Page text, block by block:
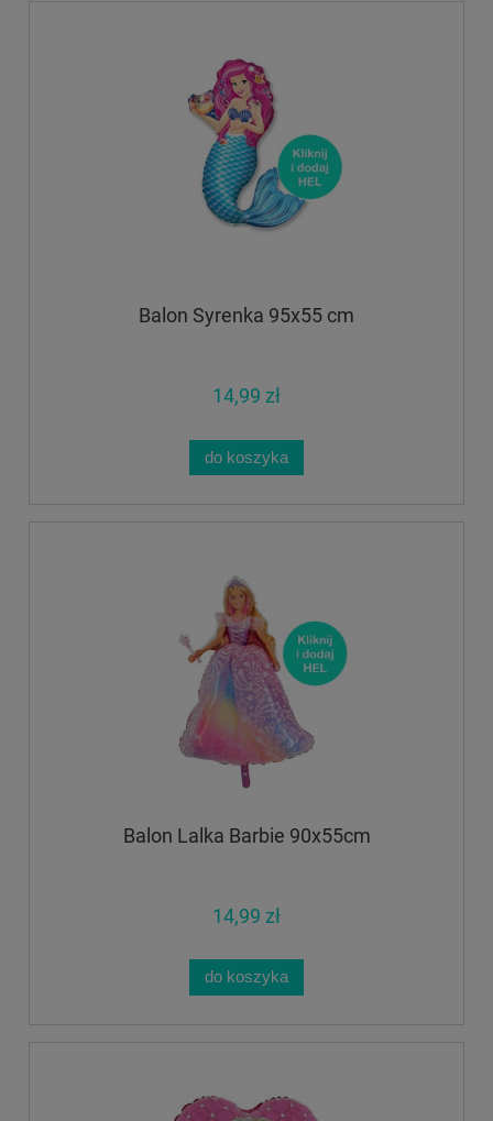
Balon Syrenka 95x55 cm
14,99 zł
do koszyka
Balon Lalka Barbie 90x55cm
14,99 zł
do koszyka